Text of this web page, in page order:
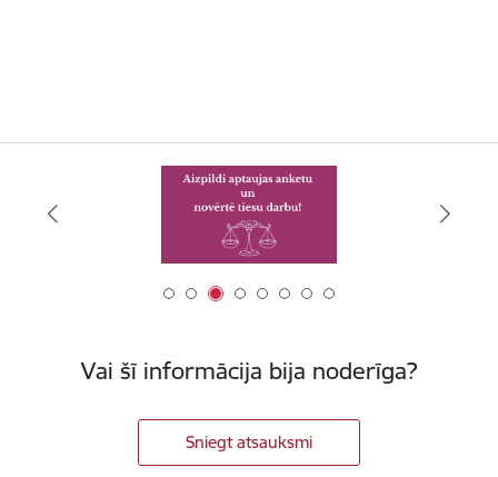
Vai šī informācija bija noderīga?
Sniegt atsauksmi